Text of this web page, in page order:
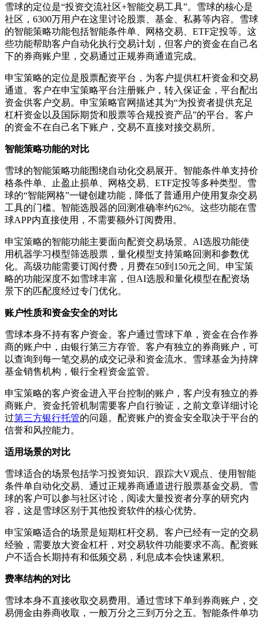
雪球的定位是“投资交流社区+智能交易工具”。雪球的核心是
社区，6300万用户在这里讨论股票、基金、私募等内容。雪球
的智能策略功能包括智能条件单、网格交易、ETF定投等。这
些功能帮助客户自动化执行交易计划，但客户的资金在自己名
下的券商账户里，交易通过正规券商通道完成。
申宝策略的定位是股票配资平台，为客户提供杠杆资金和交易
通道。客户在申宝策略平台注册账户，转入保证金，平台配出
资金供客户交易。申宝策略官网描述其为“为投资者提供充足
杠杆资金以及国际期货和股票等合规投资产品”的平台。客户
的资金不在自己名下账户，交易不直接对接交易所。
智能策略功能的对比
雪球的智能策略功能围绕自动化交易展开。智能条件单支持价
格条件单、止盈止损单、网格交易、ETF定投等多种类型。雪
球的“智能网格”一键创建功能，降低了普通用户使用复杂交易
工具的门槛。智能选股器的回测准确率约62%。这些功能在雪
球APP内直接使用，不需要额外订阅费用。
申宝策略的智能功能主要面向配资交易场景。AI选股功能使
用机器学习模型筛选股票，量化模型支持策略回测和参数优
化。高级功能需要订阅付费，月费在50到150元之间。申宝策
略的功能深度不如雪球丰富，但AI选股和量化模型在配资场
景下的匹配度经过专门优化。
账户性质和资金安全的对比
雪球本身不持有客户资金。客户通过雪球下单，资金在合作券
商的账户中，由银行第三方存管。客户有独立的券商账户，可
以查询到每一笔交易的成交记录和资金流水。雪球基金为持牌
基金销售机构，银行全程资金监管。
申宝策略的客户资金进入平台控制的账户，客户没有独立的券
商账户。资金托管机制需要客户自行验证，之前文章详细讨论
过第三方银行托管的问题。配资账户的资金安全取决于平台的
信誉和风控能力。
适用场景的对比
雪球适合的场景包括学习投资知识、跟踪大V观点、使用智能
条件单自动化交易、通过正规券商通道进行股票基金交易。雪
球的客户可以参与社区讨论，阅读大量投资者分享的研究内
容，这是雪球区别于其他投资软件的核心优势。
申宝策略适合的场景是短期杠杆交易。客户已经有一定的交易
经验，需要放大资金杠杆，对交易软件功能要求不高。配资账
户不适合长期持有和低频交易，利息成本会快速累积。
费率结构的对比
雪球本身不直接收取交易费用。通过雪球下单到券商账户，交
易佣金由券商收取，一般万分之三到万分之五。智能条件单功